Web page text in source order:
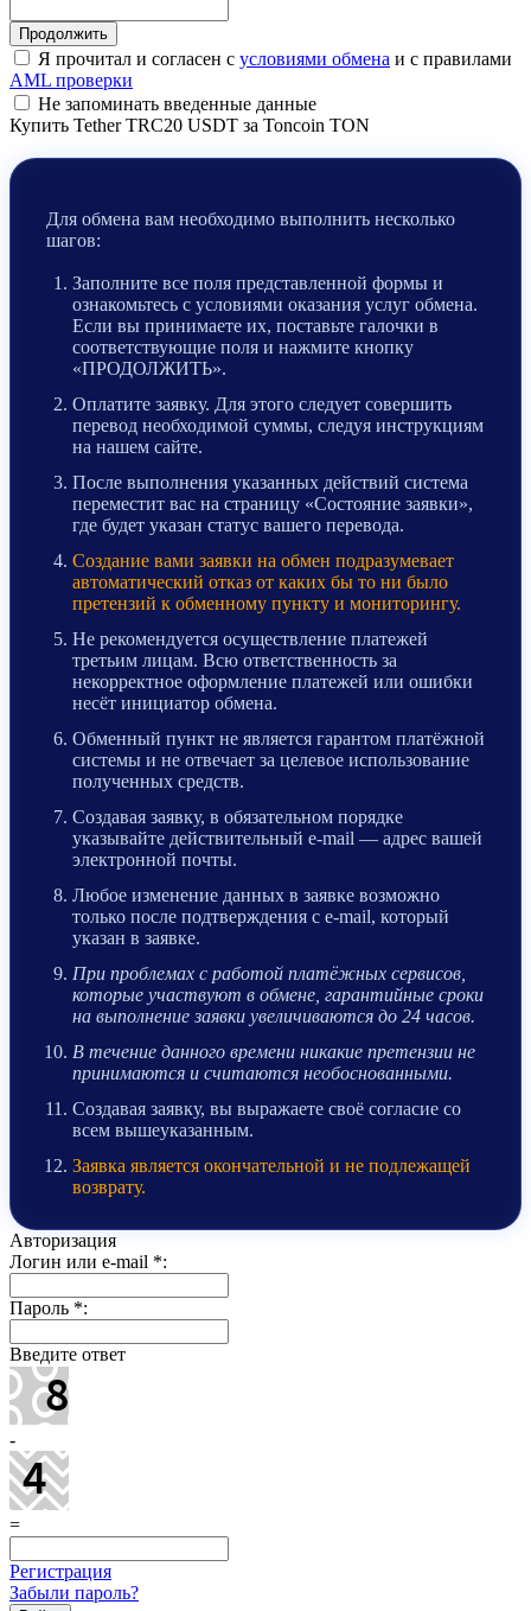
Я прочитал и согласен с условиями обмена и с правилами
AML проверки
Не запоминать введенные данные
Купить Tether TRC20 USDT за Toncoin TON
Для обмена вам необходимо выполнить несколько
шагов:
Заполните все поля представленной формы и
ознакомьтесь с условиями оказания услуг обмена.
Если вы принимаете их, поставьте галочки в
соответствующие поля и нажмите кнопку
«ПРОДОЛЖИТЬ».
Оплатите заявку. Для этого следует совершить
перевод необходимой суммы, следуя инструкциям
на нашем сайте.
После выполнения указанных действий система
переместит вас на страницу «Состояние заявки»,
где будет указан статус вашего перевода.
Создание вами заявки на обмен подразумевает
автоматический отказ от каких бы то ни было
претензий к обменному пункту и мониторингу.
Не рекомендуется осуществление платежей
третьим лицам. Всю ответственность за
некорректное оформление платежей или ошибки
несёт инициатор обмена.
Обменный пункт не является гарантом платёжной
системы и не отвечает за целевое использование
полученных средств.
Создавая заявку, в обязательном порядке
указывайте действительный e-mail — адрес вашей
электронной почты.
Любое изменение данных в заявке возможно
только после подтверждения с e-mail, который
указан в заявке.
При проблемах с работой платёжных сервисов,
которые участвуют в обмене, гарантийные сроки
на выполнение заявки увеличиваются до 24 часов.
В течение данного времени никакие претензии не
принимаются и считаются необоснованными.
Создавая заявку, вы выражаете своё согласие со
всем вышеуказанным.
Заявка является окончательной и не подлежащей
возврату.
Авторизация
Логин или e-mail *:
Пароль *:
Введите ответ
-
=
Регистрация
Забыли пароль?